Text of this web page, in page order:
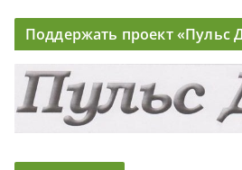
Поддержать проект «Пульс